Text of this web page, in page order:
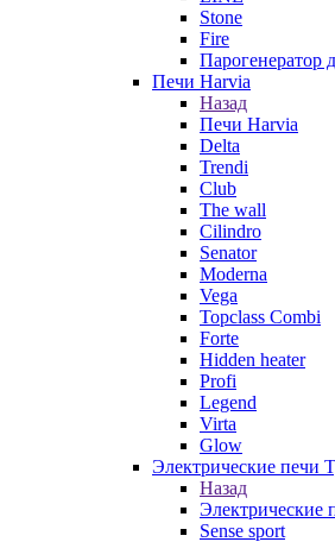
Stone
Fire
Парогенератор
Печи Harvia
Назад
Печи Harvia
Delta
Trendi
Club
The wall
Cilindro
Senator
Moderna
Vega
Topclass Combi
Forte
Hidden heater
Profi
Legend
Virta
Glow
Электрические печи
Назад
Электрические
Sense sport